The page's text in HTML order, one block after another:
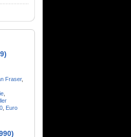
Fraser,
Euro